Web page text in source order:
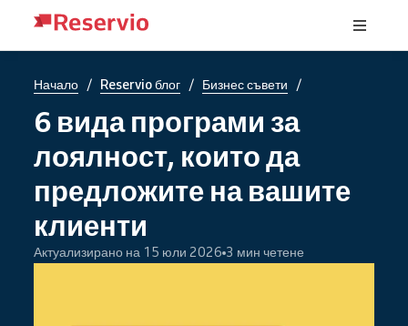
Начало / Reservio блог / Бизнес съвети /
6 вида програми за
лоялност, които да
предложите на вашите
клиенти
Актуализирано на 15 юли 2026 3 мин четене